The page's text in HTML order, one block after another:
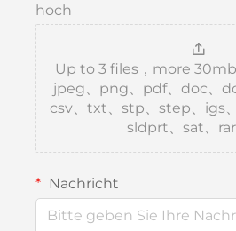
hoch
Up to 3 files，more
jpeg、png、pdf、doc、
csv、txt、stp、step、igs
sldprt、sat、
Nachricht